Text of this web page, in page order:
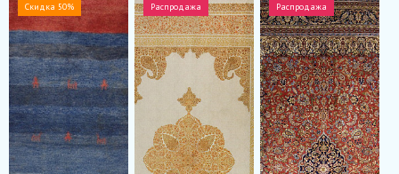
Скидка 50% Распродажа Распродажа